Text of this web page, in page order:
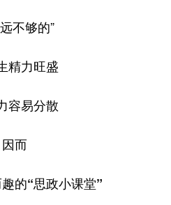
不够的”
精力旺盛
容易分散
因而
的“思政小课堂”